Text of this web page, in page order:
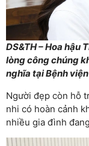
DS&TH – Hoa hậu
lòng công chúng
nghĩa tại Bệnh
Người đẹp còn hỗ
nhi có hoàn cảnh
nhiều gia đình